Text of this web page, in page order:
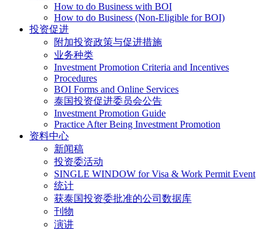
How to do Business with BOI
How to do Business (Non-Eligible for BOI)
投资促进
附加投资政策与促进措施
业务种类
Investment Promotion Criteria and Incentives
Procedures
BOI Forms and Online Services
泰国投资促进委员会公告
Investment Promotion Guide
Practice After Being Investment Promotion
资料中心
新闻稿
投资委活动
SINGLE WINDOW for Visa & Work Permit Event
统计
获泰国投资委批准的公司数据库
刊物
演讲